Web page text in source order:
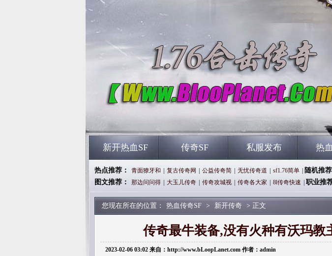
新开热血SF 传奇SF 私服发布 热
热点推荐： 青面獠牙和 复古传奇网 公益传奇简 无忧传奇道 sf1.76简单 随机推荐
图文推荐： 那边问问得 大玉儿传奇 传奇攻城视 传奇各大家 8l传奇快速 职业推
您现在所在的位置： 热血传奇SF > 新开传奇 > 正文
传奇最牛装备,没有火种有沃玛教
2023-02-06 03:02 来自：http://www.bLoopLanet.com 作者：admin